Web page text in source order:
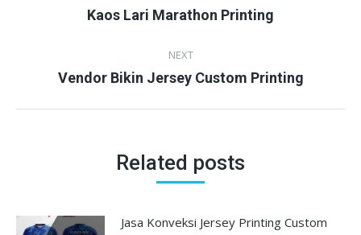
navigation
Previous
Kaos Lari Marathon Printing
NEXT
Next
Vendor Bikin Jersey Custom Printing
Related posts
Jasa Konveksi Jersey Printing Custom